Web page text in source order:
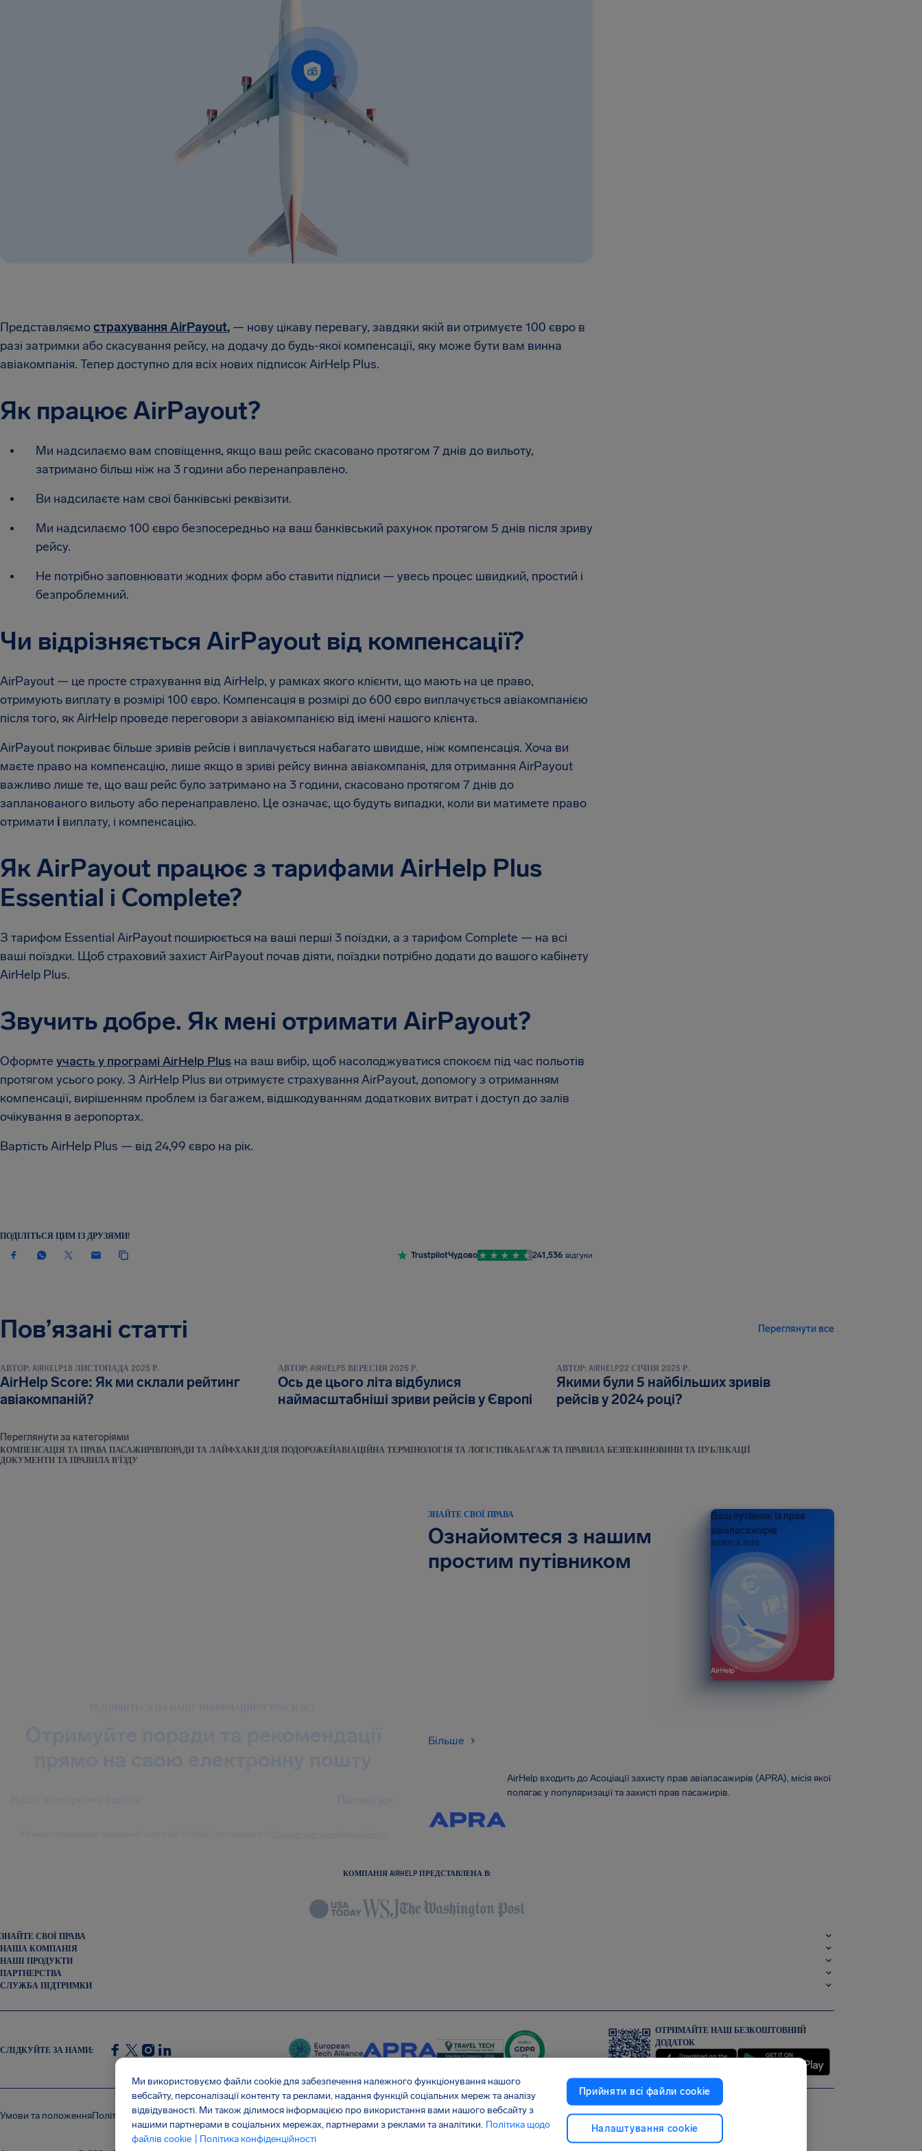
Представляємострахування AirPayout, — нову цікаву перевагу, завдяки якій ви отримуєте 100 євро в
разі затримки або скасування рейсу, на додачу до будь-якої компенсації, яку може бути вам винна
авіакомпанія. Тепер доступно для всіх нових підписок AirHelp Plus.
Як працює AirPayout?
Ми надсилаємо вам сповіщення, якщо ваш рейс скасовано протягом 7 днів до вильоту,
затримано більш ніж на 3 години або перенаправлено.
Ви надсилаєте нам свої банківські реквізити.
Ми надсилаємо 100 євро безпосередньо на ваш банківський рахунок протягом 5 днів після зриву
рейсу.
Не потрібно заповнювати жодних форм або ставити підписи — увесь процес швидкий, простий і
безпроблемний.
Чи відрізняється AirPayout від компенсації?
AirPayout — це просте страхування від AirHelp, у рамках якого клієнти, що мають на це право,
отримують виплату в розмірі 100 євро. Компенсація в розмірі до 600 євро виплачується авіакомпанією
після того, як AirHelp проведе переговори з авіакомпанією від імені нашого клієнта.
AirPayout покриває більше зривів рейсів і виплачується набагато швидше, ніж компенсація. Хоча ви
маєте право на компенсацію, лише якщо в зриві рейсу винна авіакомпанія, для отримання AirPayout
важливо лише те, що ваш рейс було затримано на 3 години, скасовано протягом 7 днів до
запланованого вильоту або перенаправлено. Це означає, що будуть випадки, коли ви матимете право
отримати і виплату, і компенсацію.
Як AirPayout працює з тарифами AirHelp Plus
Essential і Complete?
З тарифом Essential AirPayout поширюється на ваші перші 3 поїздки, а з тарифом Complete — на всі
ваші поїздки. Щоб страховий захист AirPayout почав діяти, поїздки потрібно додати до вашого кабінету
AirHelp Plus.
Звучить добре. Як мені отримати AirPayout?
Оформте участь у програмі AirHelp Plus на ваш вибір, щоб насолоджуватися спокоєм під час польотів
протягом усього року. З AirHelp Plus ви отримуєте страхування AirPayout, допомогу з отриманням
компенсації, вирішенням проблем із багажем, відшкодуванням додаткових витрат і доступ до залів
очікування в аеропортах.
Вартість AirHelp Plus — від 24,99 євро на рік.
ПОДІЛІТЬСЯ ЦИМ ІЗ ДРУЗЯМИ!
TrustpilotЧудово 241,536 відгуки
Пов’язані статті Переглянути все
НОВИНИ ТА ПУБЛІКАЦІЇ
АВТОР: AIRHELP18 ЛИСТОПАДА 2025 Р.
AirHelp Score: Як ми склали рейтинг
авіакомпаній?
АВТОР: AIRHELP5 ВЕРЕСНЯ 2025 Р.
Ось де цього літа відбулися
наймасштабніші зриви рейсів у Європі
АВТОР: AIRHELP22 СІЧНЯ 2025 Р.
Якими були 5 найбільших зривів
рейсів у 2024 році?
Переглянути за категоріями
КОМПЕНСАЦІЯ ТА ПРАВА ПАСАЖИРІВПОРАДИ ТА ЛАЙФХАКИ ДЛЯ ПОДОРОЖЕЙАВІАЦІЙНА ТЕРМІНОЛОГІЯ ТА ЛОГІСТИКАБАГАЖ ТА ПРАВИЛА БЕЗПЕКИНОВИНИ ТА ПУБЛІКАЦІЇ
ДОКУМЕНТИ ТА ПРАВИЛА В’ЇЗДУ
ЗНАЙТЕ СВОЇ ПРАВА
Ознайомтеся з нашим
простим путівником
Більше
Ваш путівник із прав
авіапасажирів
ВИПУСК 2026
AirHelp входить до Асоціації захисту прав авіапасажирів (APRA), місія якої
полягає у популяризації та захисті прав пасажирів.
КОМПАНІЯ AIRHELP ПРЕДСТАВЛЕНА В:
ЗНАЙТЕ СВОЇ ПРАВА
НАША КОМПАНІЯ
НАШІ ПРОДУКТИ
ПАРТНЕРСТВА
СЛУЖБА ПІДТРИМКИ
СЛІДКУЙТЕ ЗА НАМИ:
SocialFacebook
ОТРИМАЙТЕ НАШ БЕЗКОШТОВНИЙ
ДОДАТОК
Умови та положенняПолітика конфіденційностіФайли cookieАтака на ланцюг постачання Shai-HuludВідмова від договору
Ми використовуємо файли cookie для забезпечення належного функціонування нашого
вебсайту, персоналізації контенту та реклами, надання функцій соціальних мереж та аналізу
відвідуваності. Ми також ділимося інформацією про використання вами нашого вебсайту з
нашими партнерами в соціальних мережах, партнерами з реклами та аналітики. Політика щодо
файлів cookie
| Політика конфіденційності
Прийняти всі файли сookie
Налаштування cookie